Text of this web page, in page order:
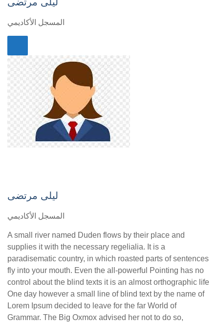
المسجل الأكاديمي
ليلى مرتضى
المسجل الأكاديمي
A small river named Duden flows by their place and
supplies it with the necessary regelialia. It is a
paradisematic country, in which roasted parts of sentences
fly into your mouth. Even the all-powerful Pointing has no
control about the blind texts it is an almost orthographic life
One day however a small line of blind text by the name of
Lorem Ipsum decided to leave for the far World of
Grammar. The Big Oxmox advised her not to do so,